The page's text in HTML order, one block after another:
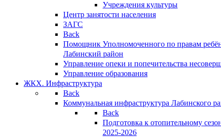
Учреждения культуры
Центр занятости населения
ЗАГС
Back
Помощник Уполномоченного по правам
Лабинский район
Управление опеки и попечительства
Управление образования
ЖКХ. Инфраструктура
Back
Коммунальная инфраструктура Лабинского
Back
Подготовка к отопительному
2025-2026